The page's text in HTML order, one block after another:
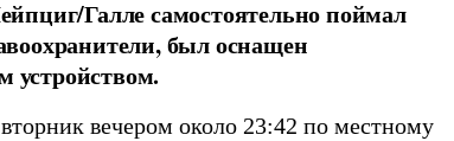
Галле самостоятельно поймал
был оснащен
вечером около 23:42 по местному